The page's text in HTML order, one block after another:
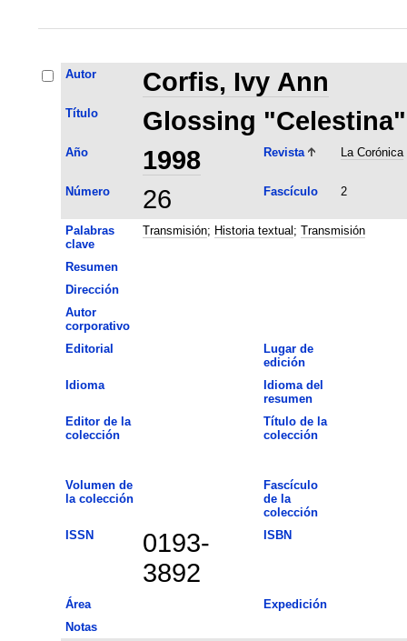
Autor Corfis, Ivy Ann
Título Glossing "Celestina"
Año 1998 Revista La Corónica
Número 26 Fascículo 2
Palabras
clave
Transmisión; Historia textual ; Transmisión
Resumen
Dirección
Autor
corporativo
Editorial
Lugar de
edición
Idioma
Idioma del
resumen
Editor de la
colección
Título de la
colección
Volumen de
la colección
Fascículo
de la
colección
ISSN
0193-
3892
ISBN
Área
Expedición
Notas